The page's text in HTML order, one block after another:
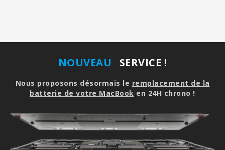
NOUVEAU SERVICE !
Nous proposons désormais le remplacement de la
batterie de votre MacBook en 24H chrono !